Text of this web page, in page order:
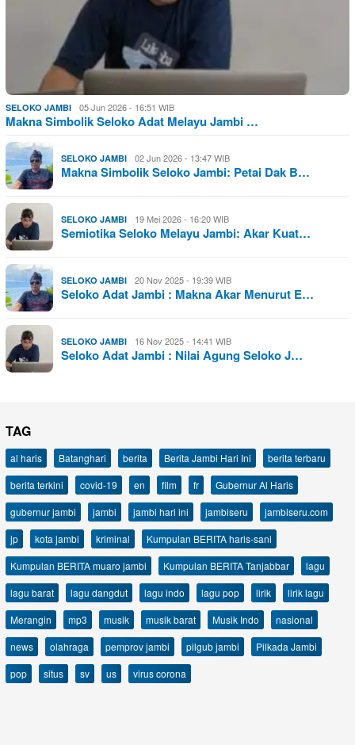
SELOKO JAMBI 05 Jun 2026 - 16:51 WIB
Makna Simbolik Seloko Adat Melayu Jambi …
SELOKO JAMBI 02 Jun 2026 - 13:47 WIB
Makna Simbolik Seloko Jambi: Petai Dak B…
SELOKO JAMBI 19 Mei 2026 - 16:20 WIB
Semiotika Seloko Melayu Jambi: Akar Kuat…
SELOKO JAMBI 20 Nov 2025 - 19:39 WIB
Seloko Adat Jambi : Makna Akar Menurut E…
SELOKO JAMBI 16 Nov 2025 - 14:41 WIB
Seloko Adat Jambi : Nilai Agung Seloko J…
TAG
al haris Batanghari berita Berita Jambi Hari Ini
berita terbaru
berita terkini
covid-19 en film fr
Gubernur Al Haris
gubernur jambi
jambi jambi hari ini jambiseru
jambiseru.com
jp
kota jambi kriminal
Kumpulan BERITA haris-sani
Kumpulan BERITA muaro jambi
Kumpulan BERITA Tanjabbar
lagu
lagu barat
lagu dangdut lagu indo lagu pop lirik
lirik lagu
Merangin
mp3 musik musik barat Musik Indo
nasional
news
olahraga pemprov jambi pilgub jambi
Pilkada Jambi
pop
situs sv us virus corona